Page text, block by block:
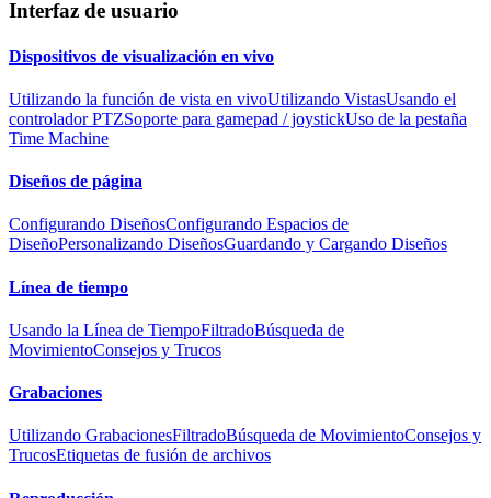
Interfaz de usuario
Dispositivos de visualización en vivo
Utilizando la función de vista en vivoUtilizando VistasUsando el
controlador PTZSoporte para gamepad / joystickUso de la pestaña
Time Machine
Diseños de página
Configurando DiseñosConfigurando Espacios de
DiseñoPersonalizando DiseñosGuardando y Cargando Diseños
Línea de tiempo
Usando la Línea de TiempoFiltradoBúsqueda de
MovimientoConsejos y Trucos
Grabaciones
Utilizando GrabacionesFiltradoBúsqueda de MovimientoConsejos y
TrucosEtiquetas de fusión de archivos